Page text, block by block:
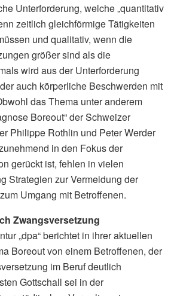
Unterforderung, welche „quantitativ
zeitlich gleichförmige Tätigkeiten
und qualitativ, wenn die
größer sind als die
wird aus der Unterforderung
auch körperliche Beschwerden mit
das Thema unter anderem
Boreout“ der Schweizer
Philippe Rothlin und Peter Werder
in den Fokus der
gerückt ist, fehlen in vielen
Strategien zur Vermeidung der
Umgang mit Betroffenen.
Zwangsversetzung
„dpa“ berichtet in ihrer aktuellen
Boreout von einem Betroffenen, der
im Beruf deutlich
Gottschall sei in der